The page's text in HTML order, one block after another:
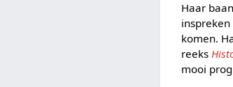
Haar
komen.
reeks
mooi